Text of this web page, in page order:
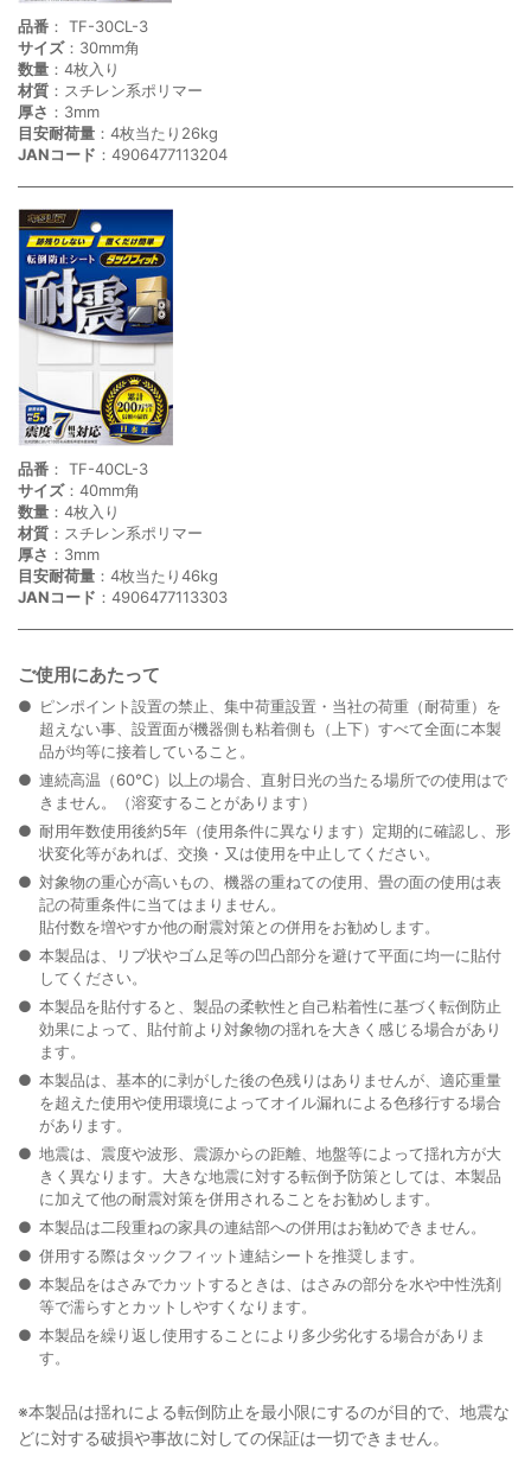
品番 ： TF-30CL-3
サイズ：30mm角
数量 ：4枚入り
材質 ：スチレン系ポリマー
厚さ ：3mm
目安耐荷量 ：4枚当たり26kg
JANコード ：4906477113204
品番 ： TF-40CL-3
サイズ：40mm角
数量 ：4枚入り
材質 ：スチレン系ポリマー
厚さ ：3mm
目安耐荷量 ：4枚当たり46kg
JANコード ：4906477113303
ご使用にあたって
ピンポイント設置の禁止、集中荷重設置・当社の荷重（耐荷重）を
超えない事、設置面が機器側も粘着側も（上下）すべて全面に本製
品が均等に接着していること。
連続高温（60℃）以上の場合、直射日光の当たる場所での使用はで
きません。（溶変することがあります）
耐用年数使用後約5年（使用条件に異なります）定期的に確認し、形
状変化等があれば、交換・又は使用を中止してください。
対象物の重心が高いもの、機器の重ねての使用、畳の面の使用は表
記の荷重条件に当てはまりません。
貼付数を増やすか他の耐震対策との併用をお勧めします。
本製品は、リブ状やゴム足等の凹凸部分を避けて平面に均一に貼付
してください。
本製品を貼付すると、製品の柔軟性と自己粘着性に基づく転倒防止
効果によって、貼付前より対象物の揺れを大きく感じる場合があり
ます。
本製品は、基本的に剥がした後の色残りはありませんが、適応重量
を超えた使用や使用環境によってオイル漏れによる色移行する場合
があります。
地震は、震度や波形、震源からの距離、地盤等によって揺れ方が大
きく異なります。大きな地震に対する転倒予防策としては、本製品
に加えて他の耐震対策を併用されることをお勧めします。
本製品は二段重ねの家具の連結部への併用はお勧めできません。
併用する際はタックフィット連結シートを推奨します。
本製品をはさみでカットするときは、はさみの部分を水や中性洗剤
等で濡らすとカットしやすくなります。
本製品を繰り返し使用することにより多少劣化する場合がありま
す。
※本製品は揺れによる転倒防止を最小限にするのが目的で、地震な
どに対する破損や事故に対しての保証は一切できません。